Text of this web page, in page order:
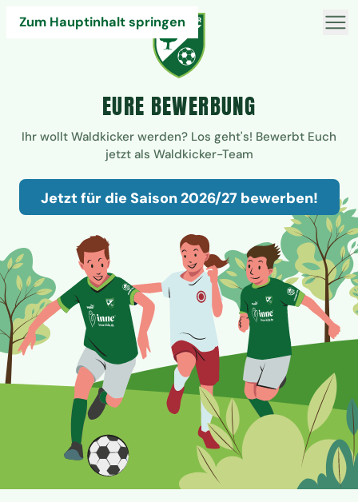
Zum Hauptinhalt springen
EURE BEWERBUNG
Ihr wollt Waldkicker werden? Los geht's! Bewerbt Euch
jetzt als Waldkicker-Team
Jetzt für die Saison 2026/27 bewerben!